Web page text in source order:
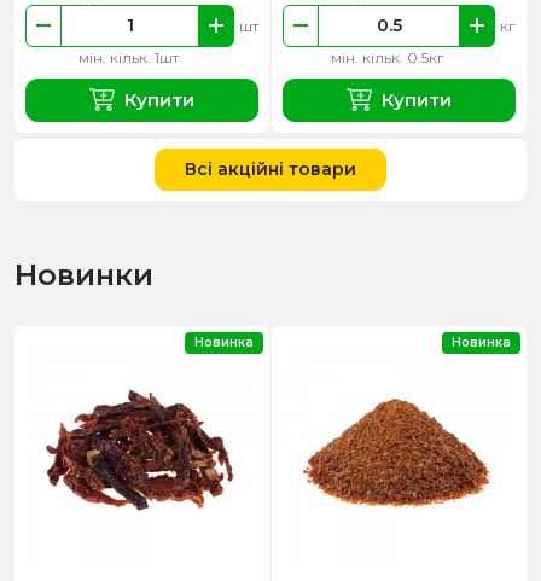
мін. кільк. 1шт
шт
Купити
мін. кільк. 0.5кг
кг
Купити
Всі акційні товари
Новинки
Новинка Новинка